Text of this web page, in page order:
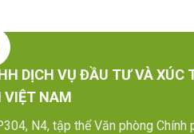
DỊCH VỤ ĐẦU TƯ VÀ XÚC
VIỆT NAM
N4, tập thể Văn phòng